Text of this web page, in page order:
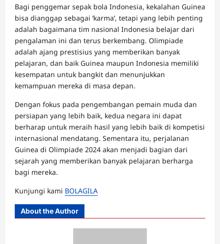
Bagi penggemar sepak bola Indonesia, kekalahan Guinea
bisa dianggap sebagai ‘karma’, tetapi yang lebih penting
adalah bagaimana tim nasional Indonesia belajar dari
pengalaman ini dan terus berkembang. Olimpiade
adalah ajang prestisius yang memberikan banyak
pelajaran, dan baik Guinea maupun Indonesia memiliki
kesempatan untuk bangkit dan menunjukkan
kemampuan mereka di masa depan.
Dengan fokus pada pengembangan pemain muda dan
persiapan yang lebih baik, kedua negara ini dapat
berharap untuk meraih hasil yang lebih baik di kompetisi
internasional mendatang. Sementara itu, perjalanan
Guinea di Olimpiade 2024 akan menjadi bagian dari
sejarah yang memberikan banyak pelajaran berharga
bagi mereka.
Kunjungi kami BOLAGILA
About the Author